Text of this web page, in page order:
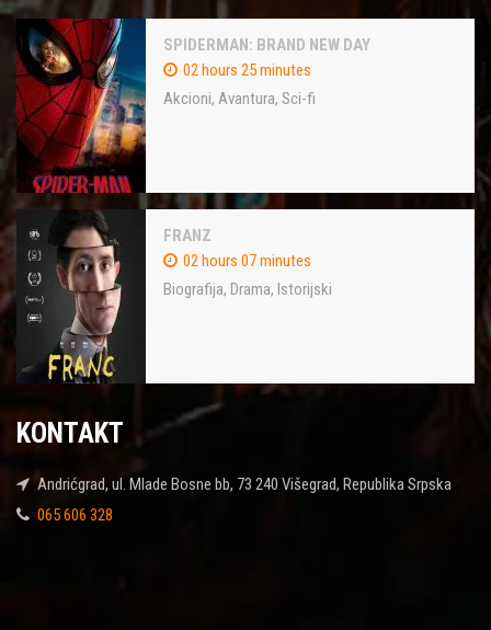
SPIDERMAN: BRAND NEW DAY
02 hours 25 minutes
Akcioni, Avantura, Sci-fi
FRANZ
02 hours 07 minutes
Biografija, Drama, Istorijski
KONTAKT
Andrićgrad, ul. Mlade Bosne bb, 73 240 Višegrad, Republika Srpska
065 606 328